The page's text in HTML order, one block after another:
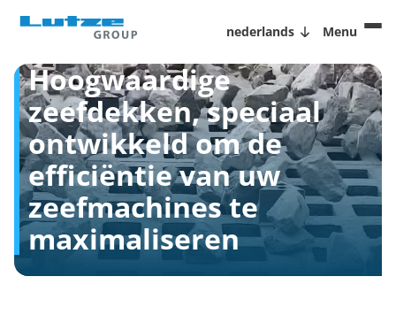
nederlands Menu
Hoogwaardige
zeefdekken, speciaal
ontwikkeld om de
efficiëntie van uw
zeefmachines te
maximaliseren